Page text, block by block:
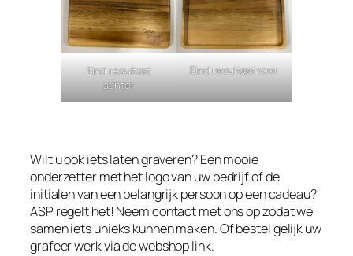
Eind resultaat
achter
Eind resultaat voor
Wilt u ook iets laten graveren? Een mooie
onderzetter met het logo van uw bedrijf of de
initialen van een belangrijk persoon op een cadeau?
ASP regelt het! Neem contact met ons op zodat we
samen iets unieks kunnen maken. Of bestel gelijk uw
grafeer werk via de webshop link.